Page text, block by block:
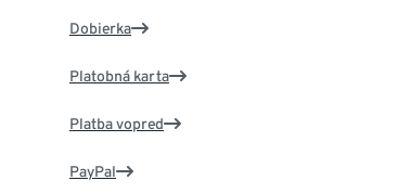
Dobierka
Platobná karta
Platba vopred
PayPal